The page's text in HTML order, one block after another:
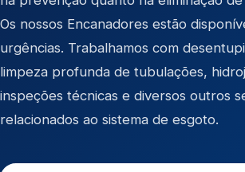
Os nossos Encanadores estão
urgências. Trabalhamos com
limpeza profunda de tubulações,
inspeções técnicas e diversos outros
relacionados ao sistema de esgoto.